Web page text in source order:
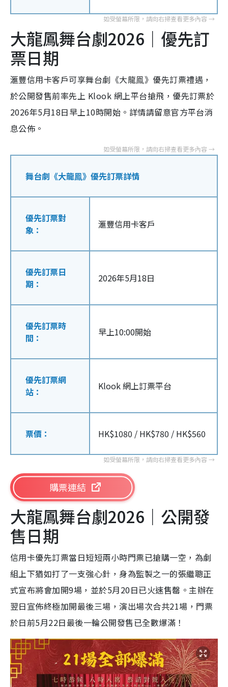
大龍鳳舞台劇2026｜優先訂
票日期
滙豐信用卡客戶可享舞台劇《大龍鳯》優先訂票禮遇，
於公開發售前率先上 Klook 網上平台搶飛，優先訂票於
2026年5月18日早上10時開始。詳情請留意官方平台消
息公佈。
舞台劇《大龍鳯》優先訂票詳情
優先訂票對
象：
滙豐信用卡客戶
優先訂票日
期：
2026年5月18日
優先訂票時
間：
早上10:00開始
優先訂票網
站：
Klook 網上訂票平台
票價： HK$1080 / HK$780 / HK$560
購票連結
大龍鳳舞台劇2026｜公開發
售日期
信用卡優先訂票當日短短兩小時門票已搶購一空，為劇
組上下猶如打了一支強心針，身為監製之一的張繼聰正
式宣布將會加開9場，並於5月20日已火速售罄。主辦在
翌日宣佈終極加開最後三場，演出場次合共21場，門票
於日前5月22日最後一輪公開發售已全數爆滿！